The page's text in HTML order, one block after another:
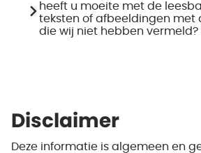
heeft u moeite met de
teksten of afbeeldingen met
die wij niet hebben vermeld?
Disclaimer
Deze informatie is algemeen en